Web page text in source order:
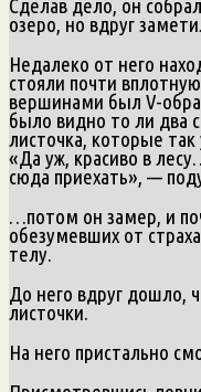
Сделав дело, он
озеро, но вдруг
Недалеко от него
стояли почти
вершинами был V-
было видно то ли два
листочка, которые
«Да уж, красиво в
сюда приехать», —
…потом он замер, и
обезумевших от
телу.
До него вдруг дошло,
листочки.
На него пристально